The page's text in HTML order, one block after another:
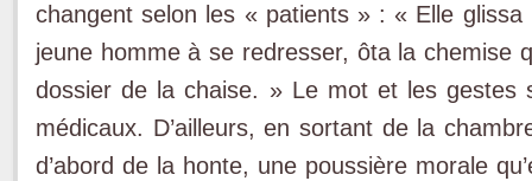
changent selon les « patients » : « Elle
jeune homme à se redresser, ôta la chemise
dossier de la chaise. » Le mot et les gestes
médicaux. D’ailleurs, en sortant de la
d’abord de la honte, une poussière morale